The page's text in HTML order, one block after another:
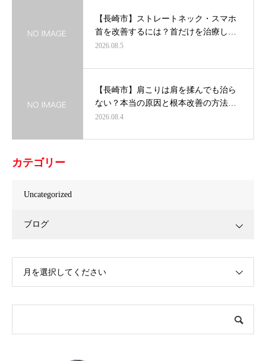
【長崎市】ストレートネック・スマホ
首を改善するには？首だけを治療し…
2026.08.5
【長崎市】肩こりは肩を揉んでも治ら
ない？本当の原因と根本改善の方法…
2026.08.4
カテゴリー
Uncategorized
ブログ
月を選択してください